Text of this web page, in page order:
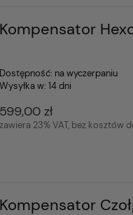
Kompensator
Dostępność: na wyczerpaniu
Wysyłka w: 14 dni
599,00 zł
zawiera 23% VAT, bez kosztów
Kompensator